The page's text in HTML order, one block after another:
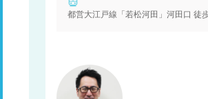
都営大江戸線「若松河田」河田口 徒